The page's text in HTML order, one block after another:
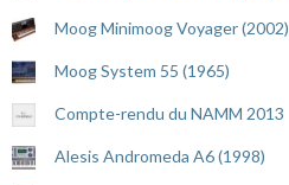
Moog Minimoog Voyager (2002)
Moog System 55 (1965)
Compte-rendu du NAMM 2013
Alesis Andromeda A6 (1998)